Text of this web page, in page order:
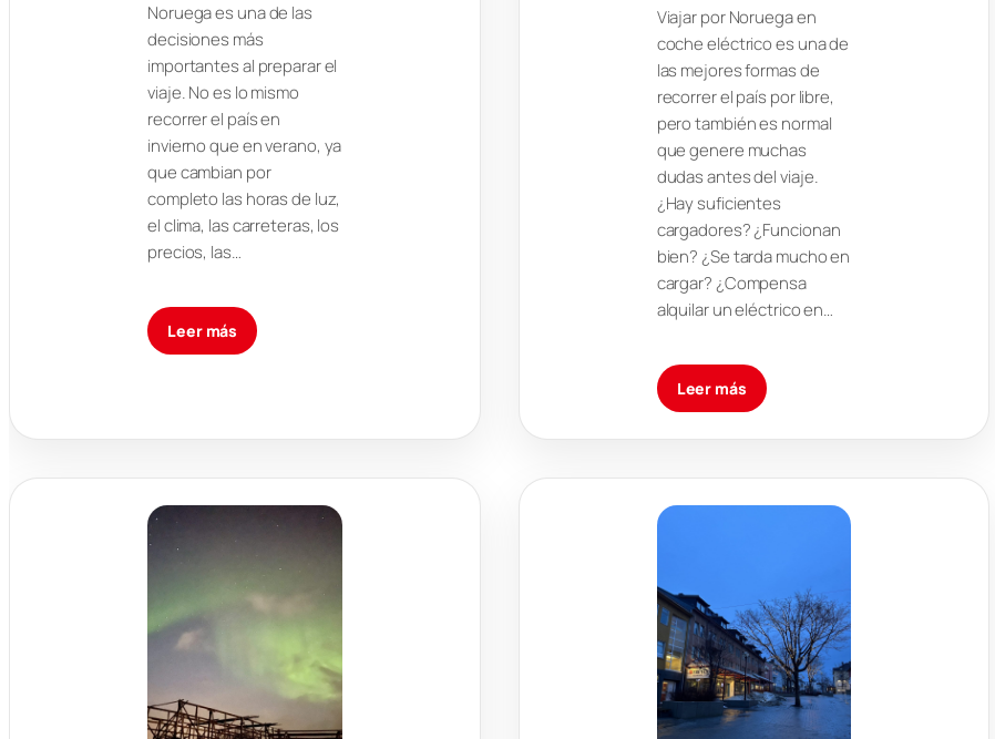
Noruega es una de las
decisiones más
importantes al preparar el
viaje. No es lo mismo
recorrer el país en
invierno que en verano, ya
que cambian por
completo las horas de luz,
el clima, las carreteras, los
precios, las…
Leer más
Viajar por Noruega en
coche eléctrico es una de
las mejores formas de
recorrer el país por libre,
pero también es normal
que genere muchas
dudas antes del viaje.
¿Hay suficientes
cargadores? ¿Funcionan
bien? ¿Se tarda mucho en
cargar? ¿Compensa
alquilar un eléctrico en…
Leer más